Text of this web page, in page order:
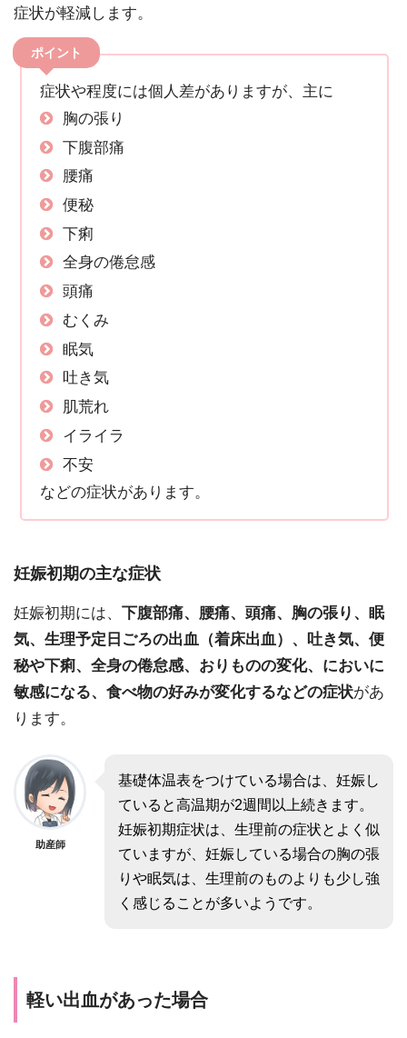
症状が軽減します。
ポイント
症状や程度には個人差がありますが、主に
胸の張り
下腹部痛
腰痛
便秘
下痢
全身の倦怠感
頭痛
むくみ
眠気
吐き気
肌荒れ
イライラ
不安
などの症状があります。
妊娠初期の主な症状
妊娠初期には、 下腹部痛、腰痛、頭痛、胸の張り、眠
気、生理予定日ごろの出血（着床出血）、吐き気、便
秘や下痢、全身の倦怠感、おりものの変化、においに
敏感になる、食べ物の好みが変化するなどの症状があ
ります。
助産師
基礎体温表をつけている場合は、妊娠し
ていると高温期が2週間以上続きます。
妊娠初期症状は、生理前の症状とよく似
ていますが、妊娠している場合の胸の張
りや眠気は、生理前のものよりも少し強
く感じることが多いようです。
軽い出血があった場合